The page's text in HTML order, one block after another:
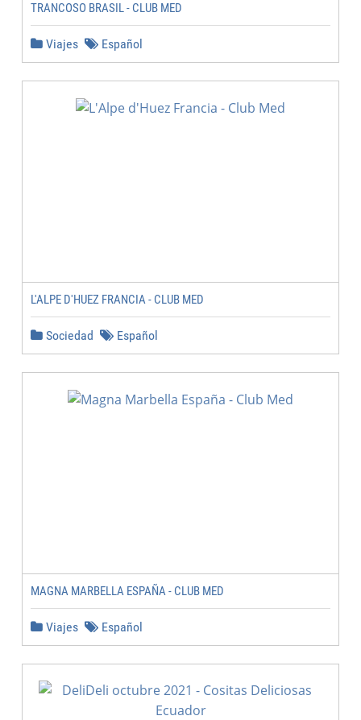
TRANCOSO BRASIL - CLUB MED
Viajes Español
L'ALPE D'HUEZ FRANCIA - CLUB MED
Sociedad Español
MAGNA MARBELLA ESPAÑA - CLUB MED
Viajes Español